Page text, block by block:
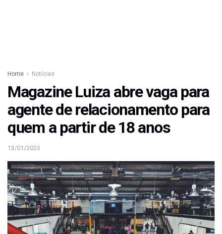
Home Notícias
Magazine Luiza abre vaga para
agente de relacionamento para
quem a partir de 18 anos
13/01/2023